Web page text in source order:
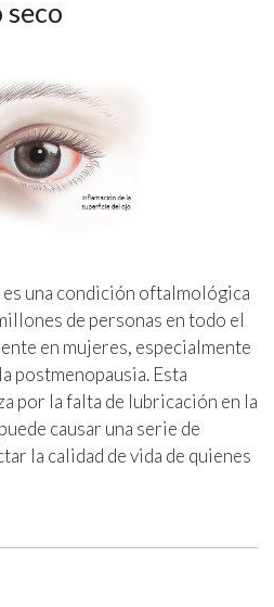
seco
una condición oftalmológica
de personas en todo el
en mujeres, especialmente
postmenopausia. Esta
por la falta de lubricación en la
causar una serie de
la calidad de vida de quienes